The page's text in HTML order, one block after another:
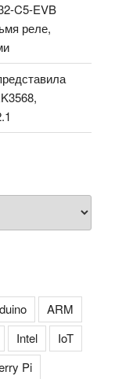
C5-EVB
реле,
ARM
Intel
IoT
Pi